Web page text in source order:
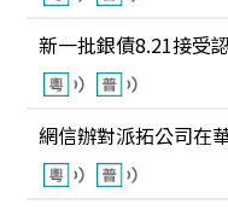
新一批銀債8.21接受
網信辦對派拓公司在